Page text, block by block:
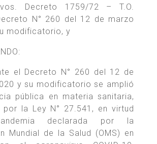
Decreto 1759/72 – T.O.
N° 260 del 12 de marzo
modificatorio, y
el Decreto N° 260 del 12 de
y su modificatorio se amplió
pública en materia sanitaria,
por la Ley N° 27.541, en virtud
declarada por la
Mundial de la Salud (OMS) en